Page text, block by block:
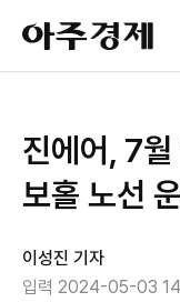
아
주
경
진에어, 7
보홀 노선
이성진 기자
입력 2024-05-03